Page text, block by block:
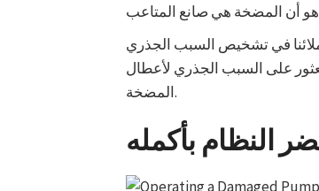
في تشخيص السبب الجذري
على السبب الجذري لأعطال
المضخة.
النظام بأكمله